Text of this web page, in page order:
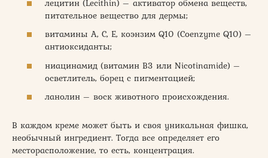
лецитин (Lecithin) – активатор обмена веществ,
питательное вещество для дермы;
витамины А, С, Е, коэнзим Q10 (Coenzyme Q10) –
антиоксиданты;
ниацинамид (витамин В3 или Nicotinamide) –
осветлитель, борец с пигментацией;
ланолин – воск животного происхождения.
В каждом креме может быть и своя уникальная фишка,
необычный ингредиент. Тогда все определяет его
месторасположение, то есть, концентрация.